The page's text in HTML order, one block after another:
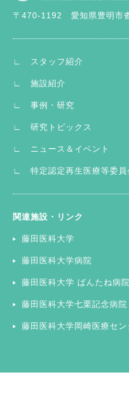
〒470-1192 愛知県豊明市
∟ スタッフ紹介
∟ 施設紹介
∟ 事例・研究
∟ 研究トピックス
∟ ニュース＆イベント
∟ 特定認定再生医療等委員
関連施設・リンク
藤田医科大学
藤田医科大学病院
藤田医科大学 ばんたね病院
藤田医科大学七栗記念病院
藤田医科大学岡崎医療セン